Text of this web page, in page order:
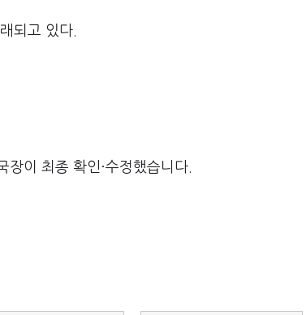
되고 있다.
이 최종 확인·수정했습니다.